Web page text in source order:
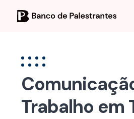
Trabalho em